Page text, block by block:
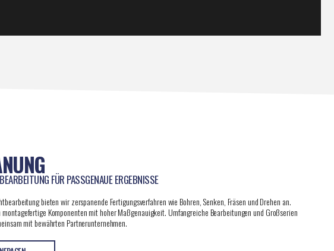
FÜR PASSGENAUE ERGEBNISSE
bieten wir zerspanende Fertigungsverfahren wie Bohren, Senken, Fräsen und Drehen an.
Komponenten mit hoher Maßgenauigkeit. Umfangreiche Bearbeitungen und Großserien
mit bewährten Partnerunternehmen.